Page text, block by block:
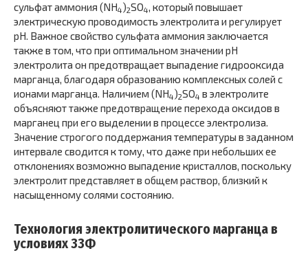
сульфат аммония (NH4)2SO4, который повышает
электрическую проводимость электролита и регулирует
pH. Важное свойство сульфата аммония заключается
также в том, что при оптимальном значении pH
электролита он предотвращает выпадение гидрооксида
марганца, благодаря образованию комплексных солей с
ионами марганца. Наличием (NH4)2SO4 в электролите
объясняют также предотвращение перехода оксидов в
марганец при его выделении в процессе электролиза.
Значение строгого поддержания температуры в заданном
интервале сводится к тому, что даже при небольших ее
отклонениях возможно выпадение кристаллов, поскольку
электролит представляет в общем раствор, близкий к
насыщенному солями состоянию.
Технология электролитического марганца в
условиях ЗЗФ